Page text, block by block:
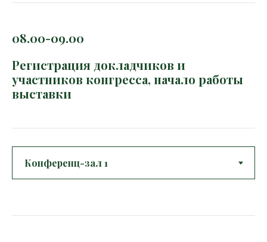
08.00-09.00
Регистрация докладчиков и
участников конгресса, начало работы
выставки